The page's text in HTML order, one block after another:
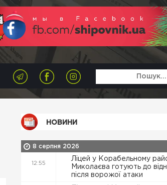
НОВИНИ
8 серпня 2026
12:55
Ліцей у Корабельному
Миколаєва готують до
після ворожої атаки